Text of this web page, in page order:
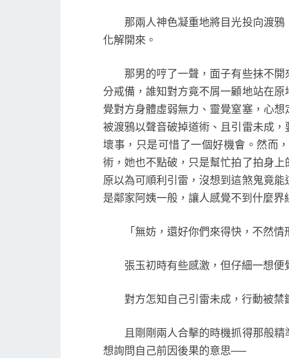
那兩人神色凝重地將目光投向渡鴉
化解開來。
那男的哼了一聲，面子有些抹不開
分戒備，誰知對方竟不屑一顧地站在
覺對方身體虛弱無力、靈覺窒塞，心
被渡鴉以聲音破掉道術、且引雷未成
壞事，只是可惜了一個好機會。然而
術，她也不點破，只是幫忙拍了拍身
原以為可順利引雷，沒想到這煞鬼竟
是鄰家阿姨一般，讓人感覺不到什麼界
「無妨，還好你們來得快，不然情
張玉初時有些感激，但仔細一想便
對方怎知自己引雷未成，行動被禁
且剛剛兩人合擊的時機抓得那般精
想詢問自己前因後果的意思──